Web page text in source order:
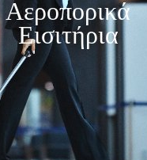
Αεροπορικά
Εισιτήρια